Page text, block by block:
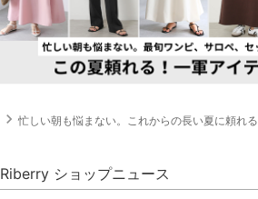
navigate_next 忙しい朝も悩まない。これからの長い夏に頼れるワンピース達のご紹介。
Riberry ショップニュース